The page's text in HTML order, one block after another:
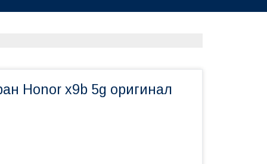
Honor x9b 5g оригинал